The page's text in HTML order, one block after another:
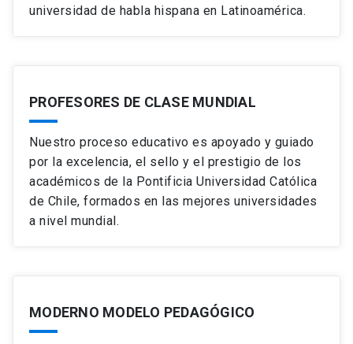
universidad de habla hispana en Latinoamérica.
PROFESORES DE CLASE MUNDIAL
Nuestro proceso educativo es apoyado y guiado
por la excelencia, el sello y el prestigio de los
académicos de la Pontificia Universidad Católica
de Chile, formados en las mejores universidades
a nivel mundial.
MODERNO MODELO PEDAGÓGICO